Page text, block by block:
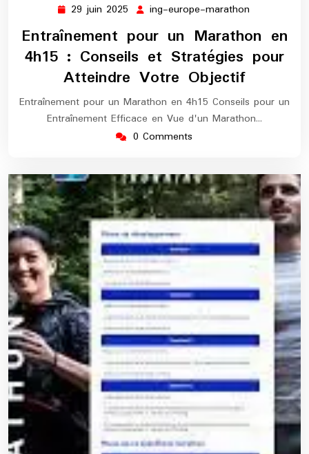
29 juin 2025 29
2025
ing-europe-marathon
marathon
Entraînement pour un Marathon en
4h15 : Conseils et Stratégies pour
Atteindre Votre Objectif
Entraînement pour un Marathon en 4h15 Conseils pour un
Entraînement Efficace en Vue d'un Marathon…
0 Comments